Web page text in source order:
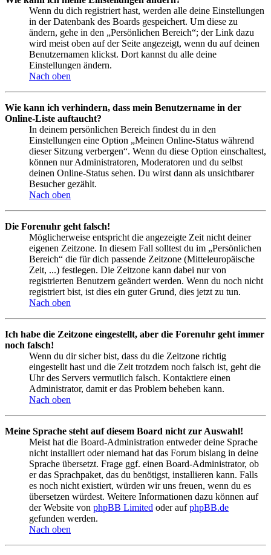
Wenn du dich registriert hast, werden alle deine Einstellungen
in der Datenbank des Boards gespeichert. Um diese zu
ändern, gehe in den „Persönlichen Bereich“; der Link dazu
wird meist oben auf der Seite angezeigt, wenn du auf deinen
Benutzernamen klickst. Dort kannst du alle deine
Einstellungen ändern.
Nach oben
Wie kann ich verhindern, dass mein Benutzername in der
Online-Liste auftaucht?
In deinem persönlichen Bereich findest du in den
Einstellungen eine Option „Meinen Online-Status während
dieser Sitzung verbergen“. Wenn du diese Option einschaltest,
können nur Administratoren, Moderatoren und du selbst
deinen Online-Status sehen. Du wirst dann als unsichtbarer
Besucher gezählt.
Nach oben
Die Forenuhr geht falsch!
Möglicherweise entspricht die angezeigte Zeit nicht deiner
eigenen Zeitzone. In diesem Fall solltest du im „Persönlichen
Bereich“ die für dich passende Zeitzone (Mitteleuropäische
Zeit, ...) festlegen. Die Zeitzone kann dabei nur von
registrierten Benutzern geändert werden. Wenn du noch nicht
registriert bist, ist dies ein guter Grund, dies jetzt zu tun.
Nach oben
Ich habe die Zeitzone eingestellt, aber die Forenuhr geht immer
noch falsch!
Wenn du dir sicher bist, dass du die Zeitzone richtig
eingestellt hast und die Zeit trotzdem noch falsch ist, geht die
Uhr des Servers vermutlich falsch. Kontaktiere einen
Administrator, damit er das Problem beheben kann.
Nach oben
Meine Sprache steht auf diesem Board nicht zur Auswahl!
Meist hat die Board-Administration entweder deine Sprache
nicht installiert oder niemand hat das Forum bislang in deine
Sprache übersetzt. Frage ggf. einen Board-Administrator, ob
er das Sprachpaket, das du benötigst, installieren kann. Falls
es noch nicht existiert, würden wir uns freuen, wenn du es
übersetzen würdest. Weitere Informationen dazu können auf
der Website von phpBB Limited oder aufphpBB.de
gefunden werden.
Nach oben